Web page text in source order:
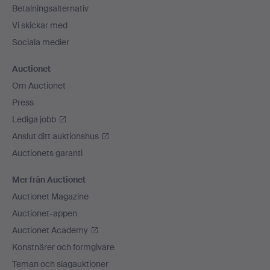
Betalningsalternativ
Vi skickar med
Sociala medier
Auctionet
Om Auctionet
Press
Lediga jobb
Anslut ditt auktionshus
Auctionets garanti
Mer från Auctionet
Auctionet Magazine
Auctionet-appen
Auctionet Academy
Konstnärer och formgivare
Teman och slagauktioner